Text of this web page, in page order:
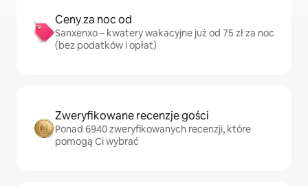
Ceny za noc od
Sanxenxo – kwatery wakacyjne już od 75 zł za noc
(bez podatków i opłat)
Zweryfikowane recenzje gości
Ponad 6940 zweryfikowanych recenzji, które
pomogą Ci wybrać